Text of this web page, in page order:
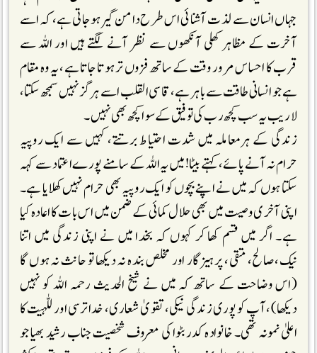
جہاں انسان سے لذت آشنائی اس طرح دامن گیر ہوجاتی ہے، کہ اسے
آخرت کے مظاہر کھلی آنکھوں سے نظر آنے لگتے ہیں اور اللہ سے
قرب کا احساس مرور وقت کے ساتھ فزوں تر ہوتا جاتا ہے، یہ وہ مقام
ہے جو انسانی طاقت سے باہر ہے، قاسی القلب اسے ہرگز نہیں سمجھ سکتا،
لاریب یہ سب کچھ رب کی توفیق کے سوا کچھ بھی نہیں۔
زندگی کے ہرمعاملہ میں شدت احتیاط برتتے، کہیں سے ایک روپیہ
حرام نہ آنے پائے، کہتے بیٹا!میں یہ اللہ کے سامنے پورے اعتماد سے کہہ
سکتا ہوں کہ میں نے اپنے بچوں کو ایک روپیہ بھی حرام نہیں کھلایا ہے۔
اپنی آخری وصیت میں بھی حلال کمائی کے ضمن میں اس بات کا اعادہ کیا
ہے۔ اگر میں قسم کھا کر کہوں کہ بخدا میں نے اپنی زندگی میں اتنا
نیک،صالح، متقی، پرہیزگار اور مخلص بندہ نہ دیکھا تو حانث نہ ہوں گا
(اس وضاحت کے ساتھ کہ میں نے شیخ الحدیث رحمہ اللہ کو نہیں
دیکھا)، آپ کو پوری زندگی نیکی، تقویٰ شعاری، خداترسی اور للہیت کا
اعلیٰ نمونہ تھی۔ خانوادہ کدربٹوا کی معروف شخصیت جناب رشید بھیا جو